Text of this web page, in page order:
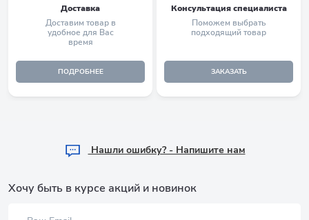
Доставка
Доставим товар в
удобное для Вас
время
ПОДРОБНЕЕ
Консультация специалиста
Поможем выбрать
подходящий товар
ЗАКАЗАТЬ
Hашли ошибку? - Напишите нам
Хочу быть в курсе акций и новинок